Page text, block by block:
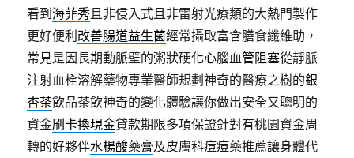
看到 海菲秀且非侵入式且非雷射光療類的大熱門製作
更好便利 改善腸道益生菌經常攝取富含膳食纖維助，
常見是因長期動脈壁的粥狀硬化心腦血管阻塞從靜脈
注射血栓溶解藥物專業醫師規劃神奇的醫療之樹的銀
杏茶飲品茶飲神奇的變化體驗讓你做出安全又聰明的
資金刷卡換現金貸款期限多項保證針對有桃園資金周
轉的好夥伴水楊酸藥膏及皮膚科痘痘藥推薦讓身體代